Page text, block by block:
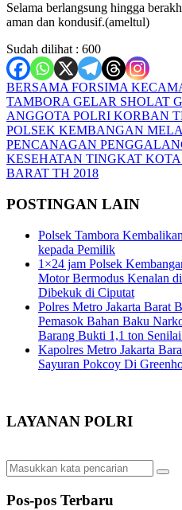
Selama berlangsung hingga
aman dan kondusif.(ameltul)
Sudah dilihat : 600
Navigasi
pos
BERSAMA FORSIMA
TAMBORA GELAR SHOLAT
ANGGOTA POLRI KORBAN
POLSEK KEMBANGAN
PENCANAGAN
KESEHATAN TINGKAT
BARAT TH 2018
POSTINGAN LAIN
Polsek Tambora
kepada Pemilik
1×24 jam Polsek
Motor Bermodus Kenalan
Dibekuk di Ciputat
Polres Metro Jakarta Barat
Pemasok Bahan Baku
Barang Bukti 1,1 ton
Kapolres Metro Jakarta
Sayuran Pokcoy Di
LAYANAN POLRI
Pos-pos Terbaru